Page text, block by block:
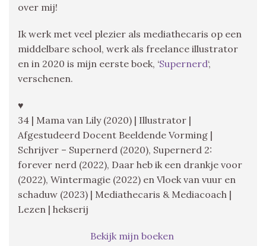
over mij!
Ik werk met veel plezier als mediathecaris op een
middelbare school, werk als freelance illustrator
en in 2020 is mijn eerste boek, ‘Supernerd‘,
verschenen.
♥
34 | Mama van Lily (2020) | Illustrator |
Afgestudeerd Docent Beeldende Vorming |
Schrijver – Supernerd (2020), Supernerd 2:
forever nerd (2022), Daar heb ik een drankje voor
(2022), Wintermagie (2022) en Vloek van vuur en
schaduw (2023) | Mediathecaris & Mediacoach |
Lezen | hekserij
Bekijk mijn boeken